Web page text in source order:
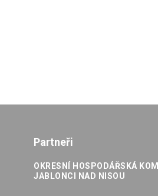
Partneři
OKRESNÍ HOSPODÁŘSKÁ
JABLONCI NAD NISOU